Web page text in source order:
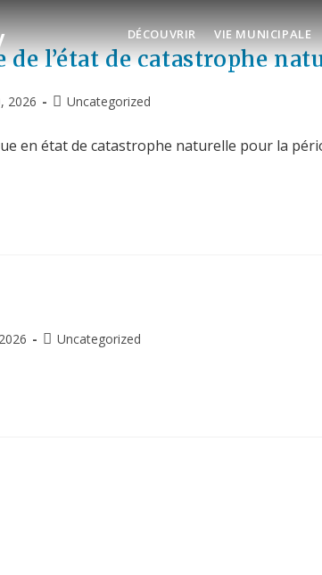
DÉCOUVRIR VIE MUNICIPALE
de l’état de catastrophe
2026 Uncategorized
en état de catastrophe naturelle pour la
Uncategorized